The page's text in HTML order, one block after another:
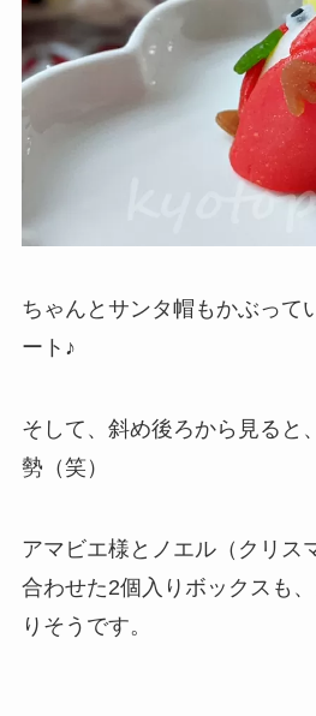
ちゃんとサンタ帽もかぶって
ート♪
そして、斜め後ろから見ると
勢（笑）
アマビエ様とノエル（クリス
合わせた2個入りボックスも
りそうです。